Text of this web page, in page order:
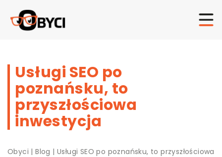
Usługi SEO po
poznańsku, to
przyszłościowa
inwestycja
Obyci |Blog |Usługi SEO po poznańsku, to przyszłościowa